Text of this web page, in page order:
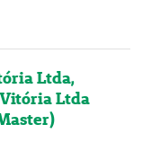
Ltda,
Ltda